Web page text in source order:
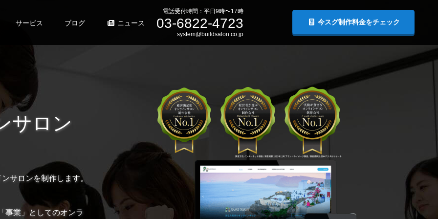
サービス ブログ ニュース 今スグ制作料金をチェック
電話受付時間：平日9時〜17時
03-6822-4723
system@buildsalon.co.jp
オンラインサロンの専門企
業
株式会社ビルドサロンは、東京都新宿区に本社を構えるオンラインサロ
ンにフォーカスした日本のWEBシステム制作企業です。
法人向けオンラインサロンの製作・保守管理・コンサルティングは私達